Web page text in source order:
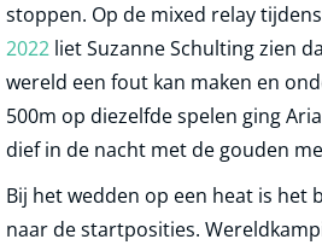
stoppen. Op de mixed relay
2022 liet Suzanne Schulting zien
wereld een fout kan maken en
500m op diezelfde spelen ging
dief in de nacht met de gouden
Bij het wedden op een heat is het
naar de startposities.